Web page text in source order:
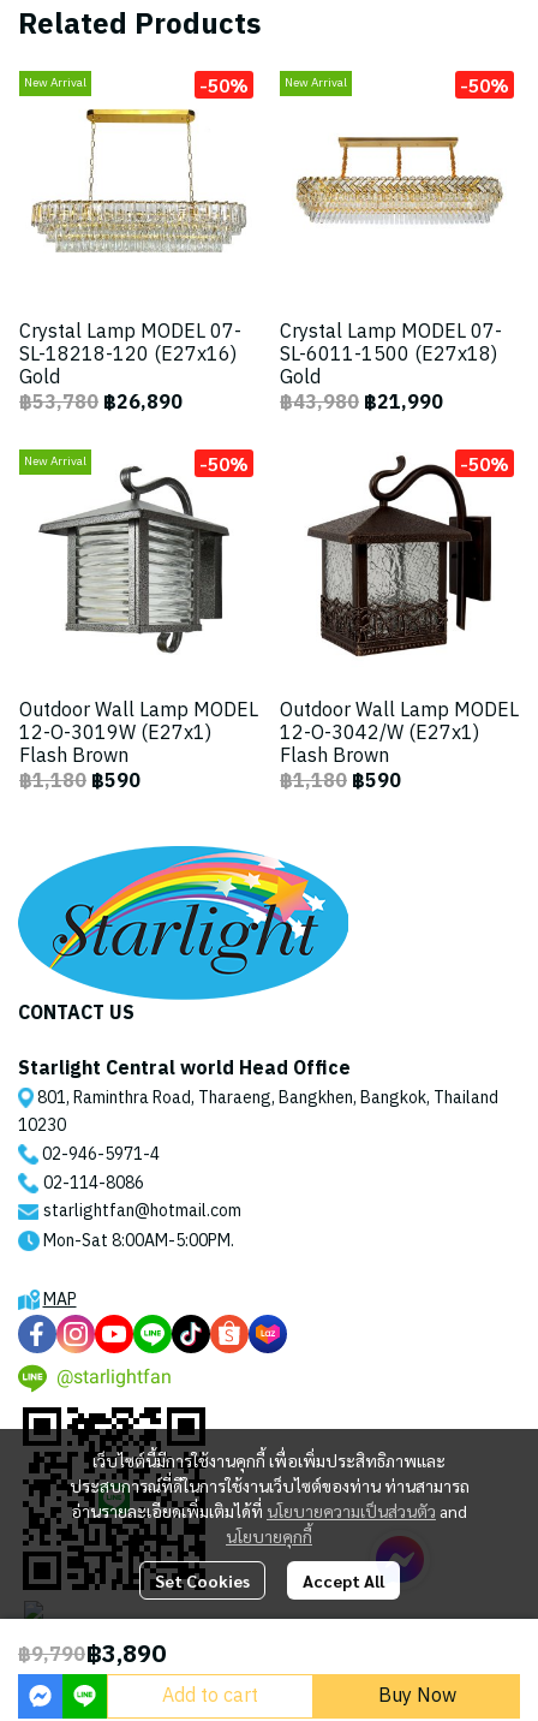
Related Products
New Arrival -50%
Crystal Lamp MODEL 07-
SL-18218-120 (E27x16)
Gold
฿53,780฿26,890
New Arrival -50%
Crystal Lamp MODEL 07-
SL-6011-1500 (E27x18)
Gold
฿43,980฿21,990
New Arrival -50%
Outdoor Wall Lamp MODEL
12-O-3019W (E27x1)
Flash Brown
฿1,180฿590
-50%
Outdoor Wall Lamp MODEL
12-O-3042/W (E27x1)
Flash Brown
฿1,180฿590
฿9,790฿3,890
Add to cart Buy Now
เว็บไซต์นี้มีการใช้งานคุกกี้ เพื่อเพิ่มประสิทธิภาพและ
ประสบการณ์ที่ดีในการใช้งานเว็บไซต์ของท่าน ท่านสามารถ
อ่านรายละเอียดเพิ่มเติมได้ที่ นโยบายความเป็นส่วนตัว and
นโยบายคุกกี้
Set Cookies Accept All
CONTACT US
Starlight Central world Head Office
801, Raminthra Road, Tharaeng, Bangkhen, Bangkok, Thailand
10230
02-946-5971-4
02-114-8086
starlightfan@hotmail.com
Mon-Sat 8:00AM-5:00PM.
MAP
@starlightfan
2023 © STARLIGHT CENTRAL WORLD CO., LTD